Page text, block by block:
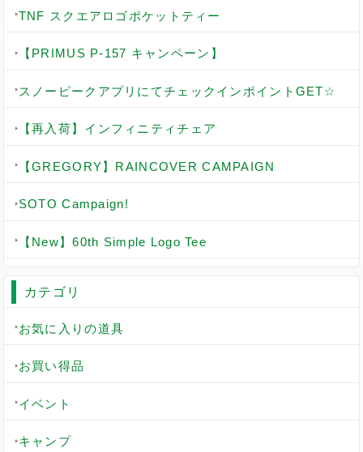
TNF スクエアロゴポケットティー
【PRIMUS P-157 キャンペーン】
スノーピークアプリにてチェックインポイントGET☆
【再入荷】インフィニティチェア
【GREGORY】RAINCOVER CAMPAIGN
SOTO Campaign!
【New】60th Simple Logo Tee
カテゴリ
お気に入りの道具
お買い得品
イベント
キャンプ